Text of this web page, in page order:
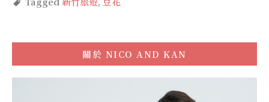
關於 NICO AND KAN